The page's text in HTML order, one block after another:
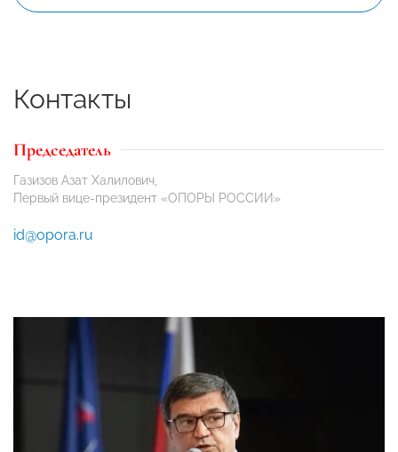
Контакты
Председатель
Газизов Азат Халилович,
Первый вице-президент «ОПОРЫ РОССИИ»
id@opora.ru